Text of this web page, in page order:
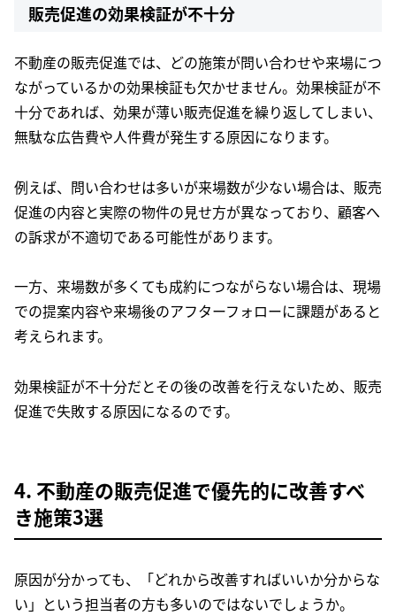
販売促進の効果検証が不十分
不動産の販売促進では、どの施策が問い合わせや来場につ
ながっているかの効果検証も欠かせません。効果検証が不
十分であれば、効果が薄い販売促進を繰り返してしまい、
無駄な広告費や人件費が発生する原因になります。
例えば、問い合わせは多いが来場数が少ない場合は、販売
促進の内容と実際の物件の見せ方が異なっており、顧客へ
の訴求が不適切である可能性があります。
一方、来場数が多くても成約につながらない場合は、現場
での提案内容や来場後のアフターフォローに課題があると
考えられます。
効果検証が不十分だとその後の改善を行えないため、販売
促進で失敗する原因になるのです。
4. 不動産の販売促進で優先的に改善すべ
き施策3選
原因が分かっても、「どれから改善すればいいか分からな
い」という担当者の方も多いのではないでしょうか。